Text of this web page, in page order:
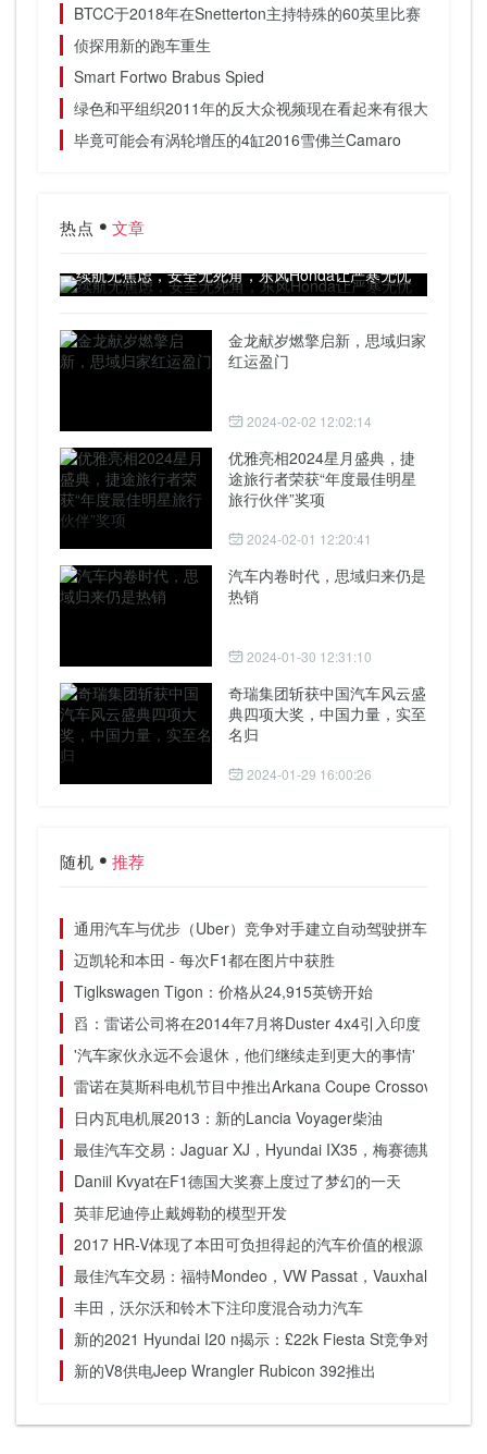
BTCC于2018年在Snetterton主持特殊的60英里比赛
侦探用新的跑车重生
Smart Fortwo Brabus Spied
绿色和平组织2011年的反大众视频现在看起来有很大不同
毕竟可能会有涡轮增压的4缸2016雪佛兰Camaro
热点 文章
续航无焦虑，安全无死角，东风Honda让严寒无忧
金龙献岁燃擎启新，思域归家
红运盈门
2024-02-02 12:02:14
优雅亮相2024星月盛典，捷
途旅行者荣获“年度最佳明星
旅行伙伴”奖项
2024-02-01 12:20:41
汽车内卷时代，思域归来仍是
热销
2024-01-30 12:31:10
奇瑞集团斩获中国汽车风云盛
典四项大奖，中国力量，实至
名归
2024-01-29 16:00:26
随机 推荐
通用汽车与优步（Uber）竞争对手建立自动驾驶拼车网络
迈凯轮和本田 - 每次F1都在图片中获胜
Tiglkswagen Tigon：价格从24,915英镑开始
舀：雷诺公司将在2014年7月将Duster 4x4引入印度
'汽车家伙永远不会退休，他们继续走到更大的事情'
雷诺在莫斯科电机节目中推出Arkana Coupe Crossover
日内瓦电机展2013：新的Lancia Voyager柴油
最佳汽车交易：Jaguar XJ，Hyundai IX35，梅赛德斯SLK，
Daniil Kvyat在F1德国大奖赛上度过了梦幻的一天
英菲尼迪停止戴姆勒的模型开发
2017 HR-V体现了本田可负担得起的汽车价值的根源
最佳汽车交易：福特Mondeo，VW Passat，Vauxhall
丰田，沃尔沃和铃木下注印度混合动力汽车
新的2021 Hyundai I20 n揭示：£22k Fiesta St竞争对手
新的V8供电Jeep Wrangler Rubicon 392推出